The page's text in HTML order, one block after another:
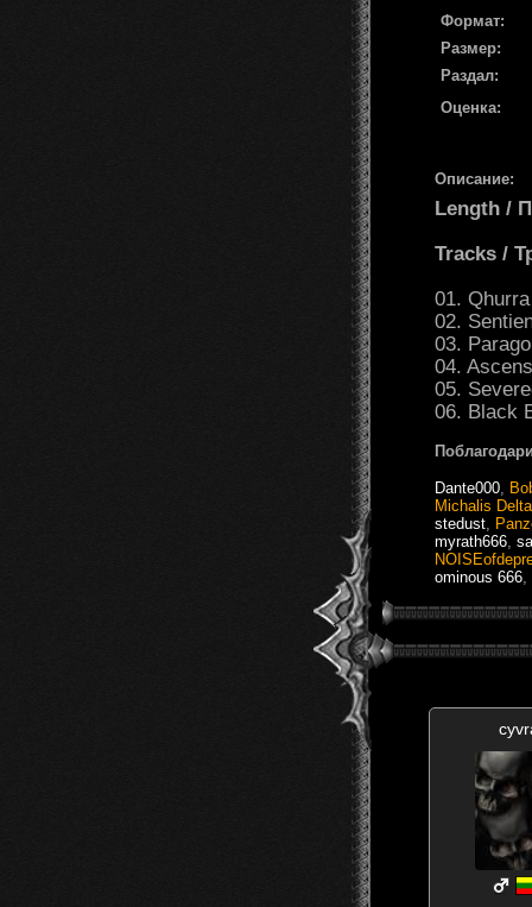
Формат:
Размер:
Раздал:
Оценка:
Описание:
Length /
Tracks /
01.
02.
03.
04.
05.
06. Black
Dante000
Michalis
stedust
myrath666
ominous 666